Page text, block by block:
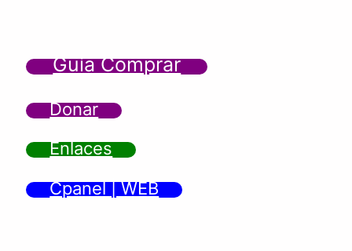
Guía Comprar
Donar
Enlaces
Cpanel | WEB